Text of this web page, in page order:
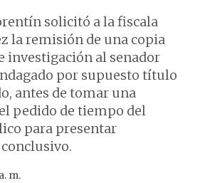
solicitó a la fiscala
la remisión de una copia
investigación al senador
por supuesto título
antes de tomar una
pedido de tiempo del
para presentar
m.